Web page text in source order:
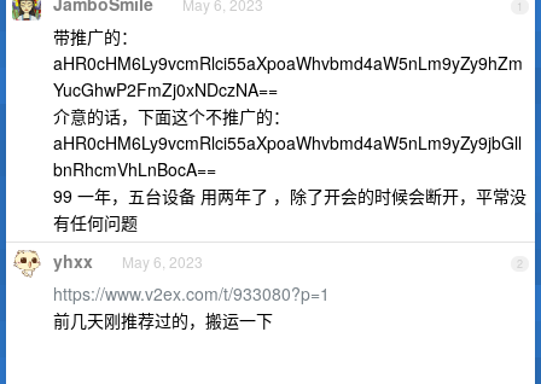
1
May 6, 2023
带推广的：
aHR0cHM6Ly9vcmRlci55aXpoaWhvbmd4aW5nLm9yZy9hZm
YucGhwP2FmZj0xNDczNA==
介意的话，下面这个不推广的：
aHR0cHM6Ly9vcmRlci55aXpoaWhvbmd4aW5nLm9yZy9jbGll
bnRhcmVhLnBocA==
99 一年，五台设备 用两年了 ，除了开会的时候会断开，平常没
有任何问题
2
yhxx May 6, 2023
https://www.v2ex.com/t/933080?p=1
前几天刚推荐过的，搬运一下